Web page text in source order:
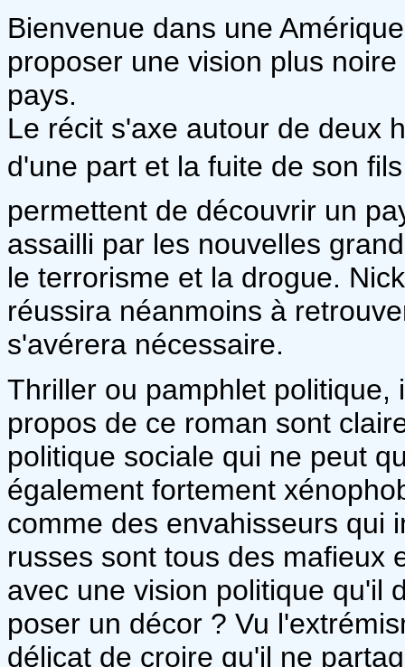
Bienvenue dans une
proposer une vision plus
pays.
Le récit s'axe autour de deux
d'une part et la fuite de son
permettent de découvrir un
assailli par les nouvelles
le terrorisme et la drogue.
réussira néanmoins à
s'avérera nécessaire.
Thriller ou pamphlet politique,
propos de ce roman sont
politique sociale qui ne peut
également fortement
comme des envahisseurs qui
russes sont tous des mafieux
avec une vision politique qu'il
poser un décor ? Vu
délicat de croire qu'il ne